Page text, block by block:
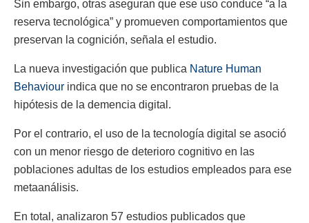
Sin embargo, otras aseguran que ese uso conduce “a la
reserva tecnológica” y promueven comportamientos que
preservan la cognición, señala el estudio.
La nueva investigación que publica Nature Human
Behaviour indica que no se encontraron pruebas de la
hipótesis de la demencia digital.
Por el contrario, el uso de la tecnología digital se asoció
con un menor riesgo de deterioro cognitivo en las
poblaciones adultas de los estudios empleados para ese
metaanálisis.
En total, analizaron 57 estudios publicados que